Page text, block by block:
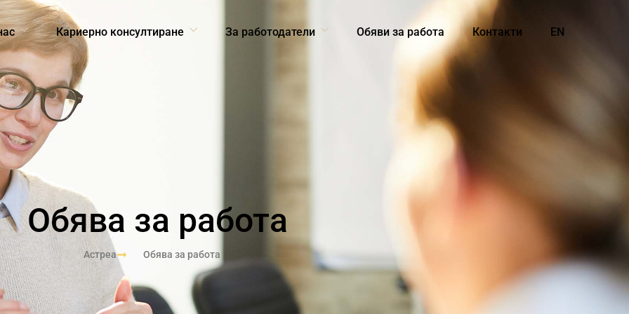
Кариерно консултиране За работодатели Обяви за работа Контакти EN
Обява за работа
Астреа Обява за работа